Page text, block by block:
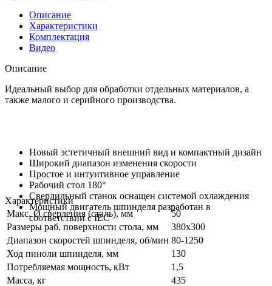
Описание
Характеристики
Комплектация
Видео
Описание
Идеальный выбор для обработки отдельных материалов, а
также малого и серийного производства.
Новый эстетичный внешний вид и компактный дизайн
Широкий диапазон изменения скорости
Простое и интуитивное управление
Рабочий стол 180°
Сверлильный станок оснащен системой охлаждения
Мощный двигатель шпинделя разработан в
соответствии с IEC
Характеристики
Макс. Ø сверления (сталь), мм
50
Размеры раб. поверхности стола, мм
380х300
Диапазон скоростей шпинделя, об/мин 80-1250
Ход пиноли шпинделя, мм
130
Потребляемая мощность, кВт
1,5
Масса, кг
435